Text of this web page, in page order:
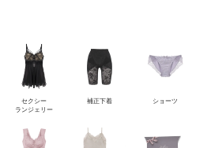
セクシー
ランジェリー
補正下着 ショーツ